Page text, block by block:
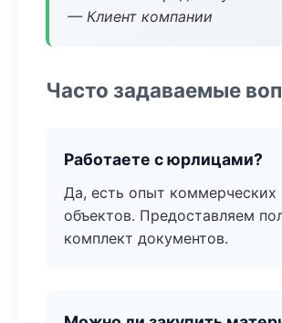
— Клиент компании
Часто задаваемые
Работаете с юрлицами?
Да, есть опыт коммерческих
объектов. Предоставляем
комплект документов.